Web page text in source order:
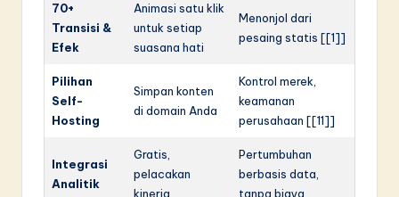
70+
Transisi &
Efek
Animasi satu klik
untuk setiap
suasana hati
Menonjol dari
pesaing statis [[1]]
Pilihan
Self-
Hosting
Simpan konten
di domain Anda
Kontrol merek,
keamanan
perusahaan [[11]]
Integrasi
Analitik
Gratis,
pelacakan
kinerja
Pertumbuhan
berbasis data,
tanpa biaya